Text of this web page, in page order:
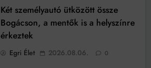
Két személyautó ütközött össze
Bogácson, a mentők is a helyszínre
érkeztek
Egri Élet 2026.08.06. 0